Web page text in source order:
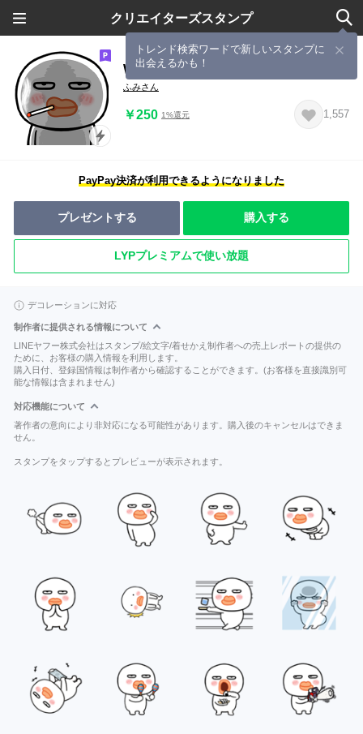
クリエイターズスタンプ
トレンド検索ワードで新しいスタンプに
出会えるかも！
White-lipped guy
ふみさん
￥250 1%還元 1,557
PayPay決済が利用できるようになりました
プレゼントする 購入する
LYPプレミアムで使い放題
デコレーションに対応
制作者に提供される情報について
LINEヤフー株式会社はスタンプ/絵文字/着せかえ制作者への売上レポートの提供の
ために、お客様の購入情報を利用します。
購入日付、登録国情報は制作者から確認することができます。(お客様を直接識別可
能な情報は含まれません)
対応機能について
著作者の意向により非対応になる可能性があります。購入後のキャンセルはできま
せん。
スタンプをタップするとプレビューが表示されます。